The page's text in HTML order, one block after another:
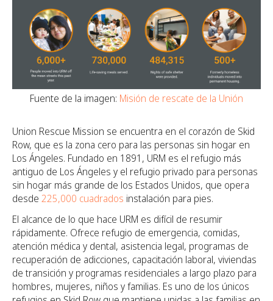
Fuente de la imagen: Misión de rescate de la Unión
Union Rescue Mission se encuentra en el corazón de Skid
Row, que es la zona cero para las personas sin hogar en
Los Ángeles. Fundado en 1891, URM es el refugio más
antiguo de Los Ángeles y el refugio privado para personas
sin hogar más grande de los Estados Unidos, que opera
desde 225,000 cuadrados instalación para pies.
El alcance de lo que hace URM es difícil de resumir
rápidamente. Ofrece refugio de emergencia, comidas,
atención médica y dental, asistencia legal, programas de
recuperación de adicciones, capacitación laboral, viviendas
de transición y programas residenciales a largo plazo para
hombres, mujeres, niños y familias. Es uno de los únicos